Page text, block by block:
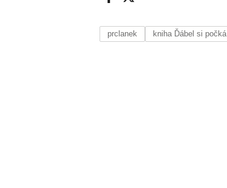
prclanek kniha Ďábel si počká